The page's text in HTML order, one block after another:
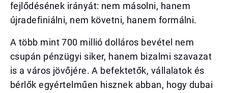
fejlődésének irányát: nem másolni, hanem
újradefiniálni, nem követni, hanem formálni.
A több mint 700 millió dolláros bevétel nem
csupán pénzügyi siker, hanem bizalmi szavazat
is a város jövőjére. A befektetők, vállalatok és
bérlők egyértelműen hisznek abban, hogy dubai